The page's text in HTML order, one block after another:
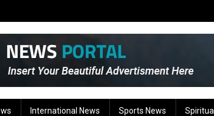
International News Sports News Spiritual